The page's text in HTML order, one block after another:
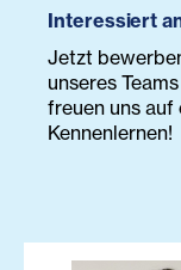
Interessiert
Jetzt
unseres
freuen uns auf
Kennenlernen!